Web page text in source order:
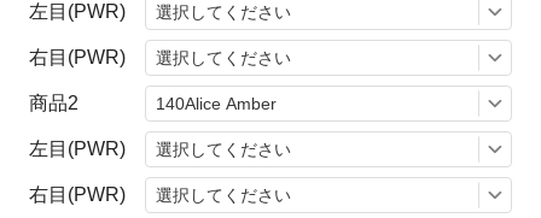
左目(PWR)
右目(PWR)
商品2
左目(PWR)
右目(PWR)